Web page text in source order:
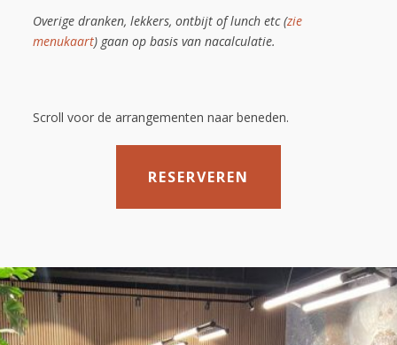
Overige dranken, lekkers, ontbijt of lunch etc (zie
menukaart) gaan op basis van nacalculatie.
Scroll voor de arrangementen naar beneden.
RESERVEREN